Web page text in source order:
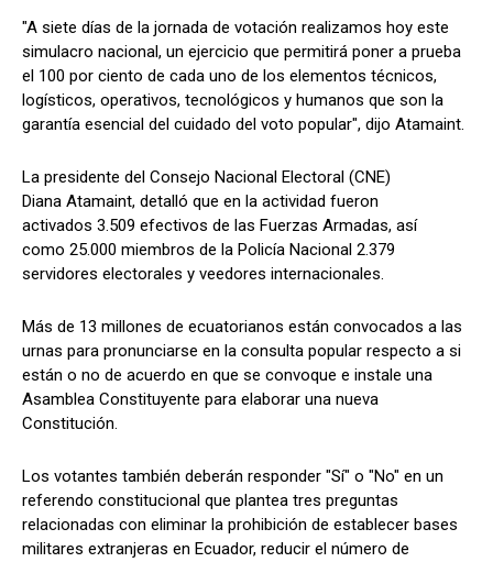
"A siete días de la jornada de votación realizamos hoy este
simulacro nacional, un ejercicio que permitirá poner a prueba
el 100 por ciento de cada uno de los elementos técnicos,
logísticos, operativos, tecnológicos y humanos que son la
garantía esencial del cuidado del voto popular", dijo Atamaint.
La presidente del Consejo Nacional Electoral (CNE)
Diana Atamaint, detalló que en la actividad fueron
activados 3.509 efectivos de las Fuerzas Armadas, así
como 25.000 miembros de la Policía Nacional 2.379
servidores electorales y veedores internacionales.
Más de 13 millones de ecuatorianos están convocados a las
urnas para pronunciarse en la consulta popular respecto a si
están o no de acuerdo en que se convoque e instale una
Asamblea Constituyente para elaborar una nueva
Constitución.
Los votantes también deberán responder "Sí" o "No" en un
referendo constitucional que plantea tres preguntas
relacionadas con eliminar la prohibición de establecer bases
militares extranjeras en Ecuador, reducir el número de